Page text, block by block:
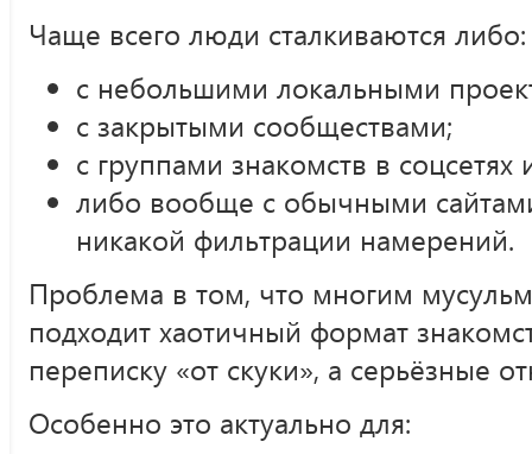
Чаще всего люди сталкиваются либо:
с небольшими локальными
с закрытыми сообществами;
с группами знакомств в
либо вообще с обычными
никакой фильтрации намерений.
Проблема в том, что многим
подходит хаотичный формат
переписку «от скуки», а серьёзные
Особенно это актуально для: